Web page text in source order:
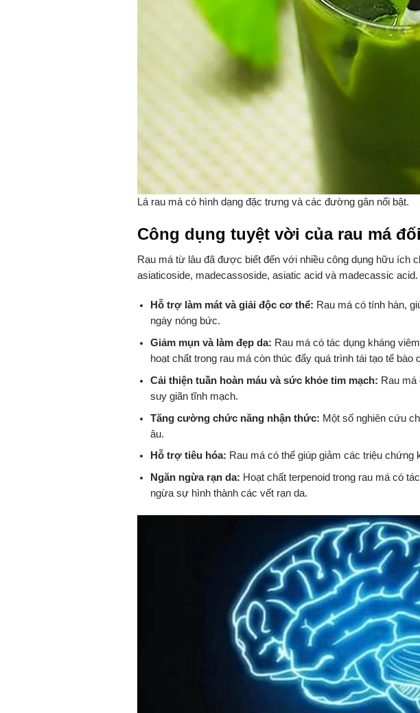
Lá rau má có hình dạng đặc trưng và các đường gân nổi bật.
Công dụng tuyệt vời của rau má
Rau má từ lâu đã được biết đến với nhiều công dụng hữu ích
asiaticoside, madecassoside, asiatic acid và madecassic
Hỗ trợ làm mát và giải độc cơ thể: Rau má có tính hàn,
ngày nóng bức.
Giảm mụn và làm đẹp da: Rau má có tác dụng kháng
hoạt chất trong rau má còn thúc đẩy quá trình tái tạo tế
Cải thiện tuần hoàn máu và sức khỏe tim mạch: Rau
suy giãn tĩnh mạch.
Tăng cường chức năng nhận thức: Một số nghiên cứu
âu.
Hỗ trợ tiêu hóa: Rau má có thể giúp giảm các triệu chứng
Ngăn ngừa rạn da: Hoạt chất terpenoid trong rau má có
ngừa sự hình thành các vết rạn da.